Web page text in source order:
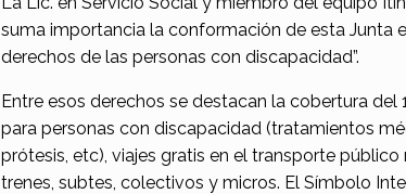
suma importancia la conformación de esta Junta
derechos de las personas con discapacidad”.
Entre esos derechos se destacan la cobertura
para personas con discapacidad (tratamientos
prótesis, etc), viajes gratis en el transporte
trenes, subtes, colectivos y micros. El Símbolo